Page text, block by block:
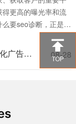

TOP
更高的曝光率和流
要seo诊断，正是为
帮助网站发现自身
引擎中的排名。 首
前的SEO状态。通过
深入解析谷歌推广广告费怎么算，助你优化广告预算策略 08-28
缺的推广工具。随
广告费怎么算便显
出的企业而言，合